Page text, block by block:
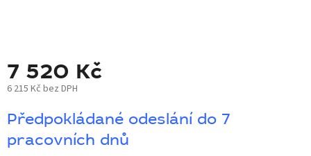
7 520 Kč
6 215 Kč bez DPH
cena:
Předpokládané odeslání do 7
pracovních dnů